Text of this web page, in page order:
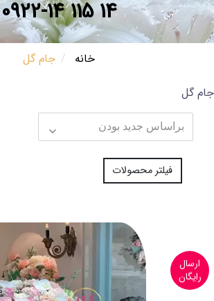
0922-14 115 14
خانه
جام گل
جام گل
فیلتر محصولات
ارسال
رایگان